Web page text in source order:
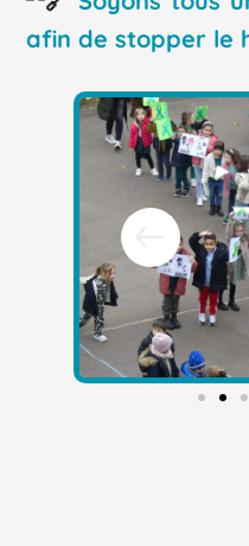
afin de stopper le